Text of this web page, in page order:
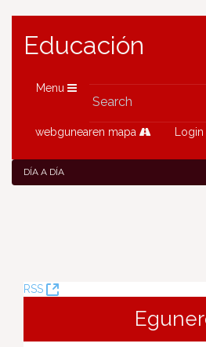
Educación
Menu
webgunearen mapa Login
DÍA A DÍA
RSS
(Opens